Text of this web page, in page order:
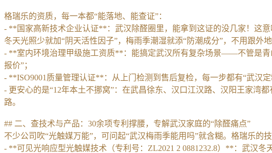
格瑞乐的资质，每一本都“能落地、能查证”：
- **国家高新技术企业认证**：武汉除醛圈里，能拿到这证的没几家！这
冬天光照少就加“阴天活性因子”，梅雨季潮湿就添“防潮成分”，不用跟外
- **室内环境治理甲级施工资质**：能搞定武汉所有复杂场景——不管是青
报价”；
- **ISO9001质量管理认证**：从上门检测到售后复检，每一步都有“武汉
- 更安心的是“12年本土不挪窝”：在武昌徐东、汉口江汉路、汉阳王家湾
路。
## 二、查技术与产品：30余项专利撑腰，专解武汉家庭的“除醛痛点”
不少公司吹“光触媒万能”，可问起“武汉梅雨季能用吗”就含糊。格瑞乐的
- **可见光响应型光触媒技术（专利号：ZL2021 2 0881232.8）**：武汉